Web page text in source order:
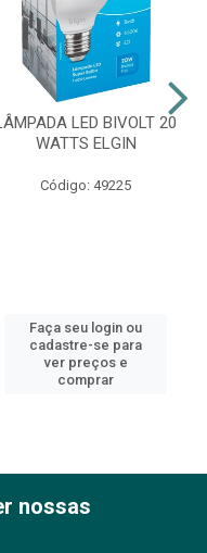
LED BIVOLT 20
WATTS ELGIN
Código: 49225
Faça seu login ou
cadastre-se para
ver preços e
comprar
nossas